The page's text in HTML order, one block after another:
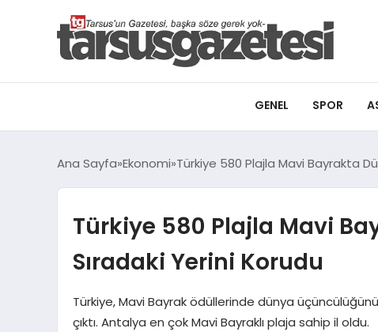
GENEL SPOR
Ana Sayfa Ekonomi Türkiye 580 Plajla Mavi Bayrakta
Türkiye 580 Plajla Mavi
Sıradaki Yerini Korudu
Türkiye, Mavi Bayrak ödüllerinde dünya
çıktı. Antalya en çok Mavi Bayraklı plaja sahip il oldu.